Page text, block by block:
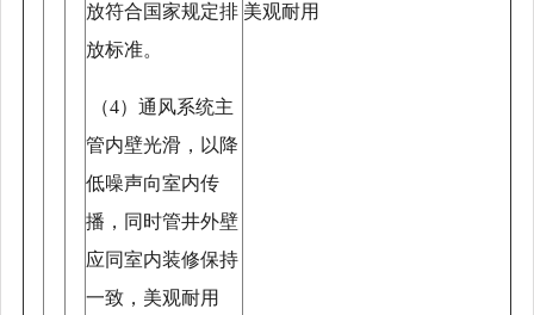
放符合国家规定排
放标准。
（4）通风系统主
管内壁光滑，以降
低噪声向室内传
播，同时管井外壁
应同室内装修保持
一致，美观耐用
美观耐用